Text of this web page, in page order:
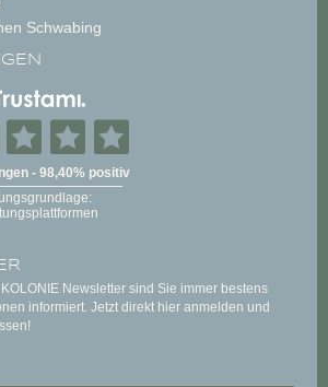
Schwabing
Newsletter sind Sie immer bestens
informiert. Jetzt direkt hier anmelden und